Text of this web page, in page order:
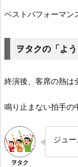
ベストパフォーマン
ヲタクの「よ
終演後、客席の熱は
鳴り止まない拍手の
ジュー